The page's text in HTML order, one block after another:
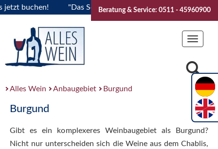
"Das Sommerfest 2026" Vive laBeratung & Service: 0511 - 45960900
Toggle
Alles Wein Anbaugebiet Burgund
Burgund
Gibt es ein komplexeres Weinbaugebiet als Burgund?
Nicht nur unterscheiden sich die Weine aus dem Chablis,